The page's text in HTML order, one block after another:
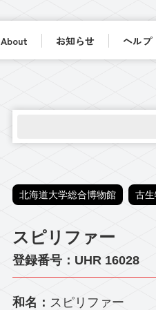
About お知らせ ヘルプ
北海道大学総合博物館 古
スピリファー
登録番号：UHR 16028
和名： スピリファー